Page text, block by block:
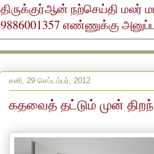
திருக்குர்ஆன் நற்செய்தி
9886001357 எண்ணுக்கு
சனி, 29 செப்டம்பர், 2012
கதவைத் தட்டும் முன்